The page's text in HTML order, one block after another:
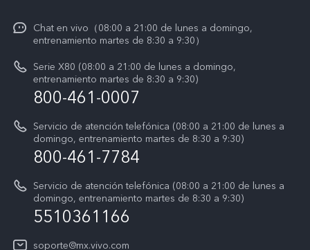
Centro de servicio
Consulta el Precio de los Repuestos
Manual de usuario
Actualización del sistema
Instrucciones de la garantía de vivo
La vida en vivo
Acerca de nosotros
Avisos legales
Centro de privacidad de vivo
T&C X300 Pro
Chat en vivo（08:00 a 21:00 de lunes a domingo,
entrenamiento martes de 8:30 a 9:30）
Serie X80 (08:00 a 21:00 de lunes a domingo,
entrenamiento martes de 8:30 a 9:30)
800-461-0007
Servicio de atención telefónica (08:00 a 21:00 de lunes a
domingo, entrenamiento martes de 8:30 a 9:30)
800-461-7784
Servicio de atención telefónica (08:00 a 21:00 de lunes a
domingo, entrenamiento martes de 8:30 a 9:30)
5510361166
soporte@mx.vivo.com